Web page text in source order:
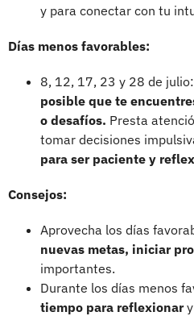
y para conectar con tu
Días menos favorables:
8, 12, 17, 23 y 28 de
posible que te
o desafíos. Presta
tomar decisiones
para ser paciente y
Consejos:
Aprovecha los días
nuevas metas, iniciar
importantes.
Durante los días menos
tiempo para reflexionary